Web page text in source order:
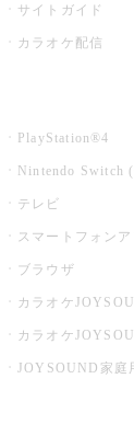
サイトガイド
カラオケ配信
PlayStation®4
Nintendo Switch
テレビ
スマートフォンア
ブラウザ
カラオケ
カラオケ
JOYSOUND家庭